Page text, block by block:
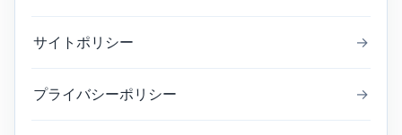
サイトポリシー →
プライバシーポリシー →